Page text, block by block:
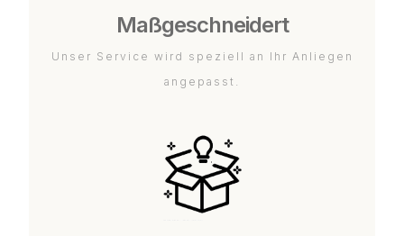
Maßgeschneidert
Unser Service wird speziell an Ihr Anliegen
angepasst.